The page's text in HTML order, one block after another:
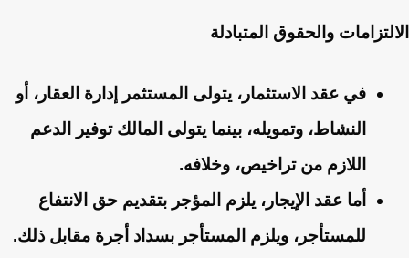
الالتزامات والحقوق المتبادلة
في عقد الاستثمار، يتولى المستثمر إدارة العقار، أو
النشاط، وتمويله، بينما يتولى المالك توفير الدعم
اللازم من تراخيص، وخلافه.
أما عقد الإيجار، يلزم المؤجر بتقديم حق الانتفاع
للمستأجر، ويلزم المستأجر بسداد أجرة مقابل ذلك.